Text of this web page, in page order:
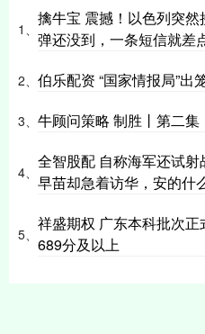
1、
擒牛宝 震撼！以色列突然
弹还没到，一条短信就差
2、 伯乐配资 “国家情报局”出
3、 牛顾问策略 制胜丨第二集
4、
全智股配 自称海军还试
早苗却急着访华，安的什
5、
祥盛期权 广东本科批次
689分及以上